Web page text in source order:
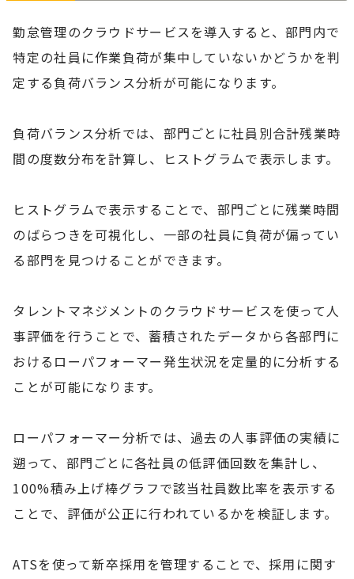
勤怠管理のクラウドサービスを導入すると、部門内で
特定の社員に作業負荷が集中していないかどうかを判
定する負荷バランス分析が可能になります。
負荷バランス分析では、部門ごとに社員別合計残業時
間の度数分布を計算し、ヒストグラムで表示します。
ヒストグラムで表示することで、部門ごとに残業時間
のばらつきを可視化し、一部の社員に負荷が偏ってい
る部門を見つけることができます。
タレントマネジメントのクラウドサービスを使って人
事評価を行うことで、蓄積されたデータから各部門に
おけるローパフォーマー発生状況を定量的に分析する
ことが可能になります。
ローパフォーマー分析では、過去の人事評価の実績に
遡って、部門ごとに各社員の低評価回数を集計し、
100%積み上げ棒グラフで該当社員数比率を表示する
ことで、評価が公正に行われているかを検証します。
ATSを使って新卒採用を管理することで、採用に関す